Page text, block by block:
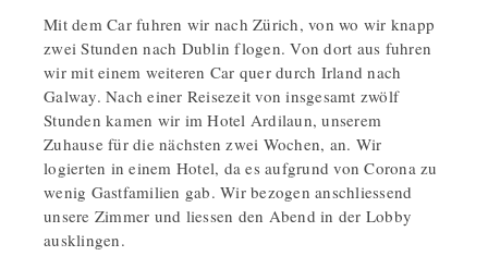
Mit dem Car fuhren wir nach Zürich, von wo wir knapp
zwei Stunden nach Dublin flogen. Von dort aus fuhren
wir mit einem weiteren Car quer durch Irland nach
Galway. Nach einer Reisezeit von insgesamt zwölf
Stunden kamen wir im Hotel Ardilaun, unserem
Zuhause für die nächsten zwei Wochen, an. Wir
logierten in einem Hotel, da es aufgrund von Corona zu
wenig Gastfamilien gab. Wir bezogen anschliessend
unsere Zimmer und liessen den Abend in der Lobby
ausklingen.